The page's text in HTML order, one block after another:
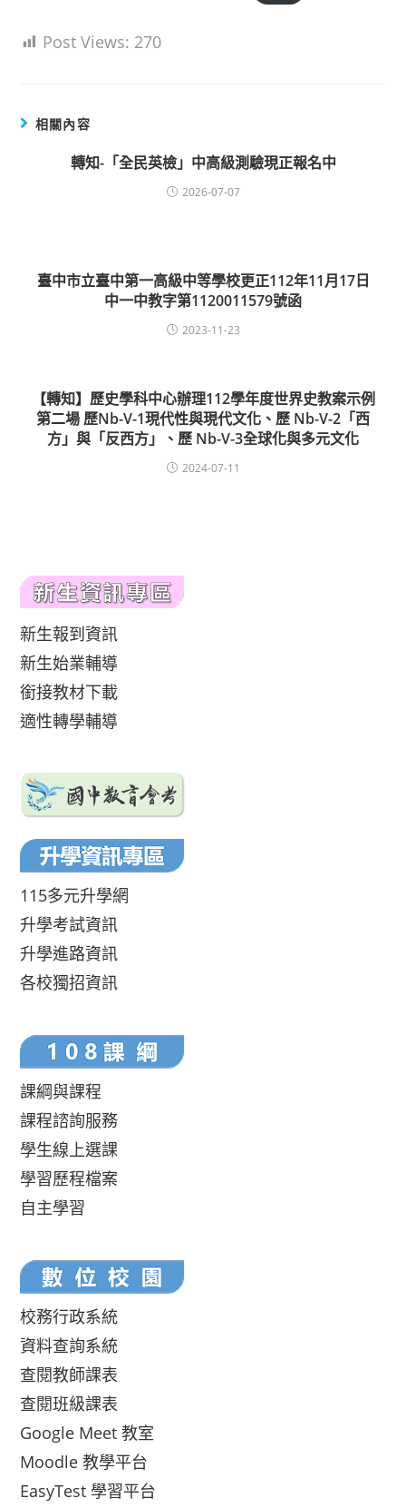
Post Views: 270
相關內容
轉知-「全民英檢」中高級測驗現正報名中
2026-07-07
臺中市立臺中第一高級中等學校更正112年11月17日
中一中教字第1120011579號函
2023-11-23
【轉知】歷史學科中心辦理112學年度世界史教案示例
第二場 歷Nb-V-1現代性與現代文化、歷 Nb-V-2「西
方」與「反西方」、歷 Nb-V-3全球化與多元文化
2024-07-11
新生報到資訊
新生始業輔導
銜接教材下載
適性轉學輔導
115多元升學網
升學考試資訊
升學進路資訊
各校獨招資訊
課綱與課程
課程諮詢服務
學生線上選課
學習歷程檔案
自主學習
校務行政系統
資料查詢系統
查閱教師課表
查閱班級課表
Google Meet 教室
Moodle 教學平台
EasyTest 學習平台